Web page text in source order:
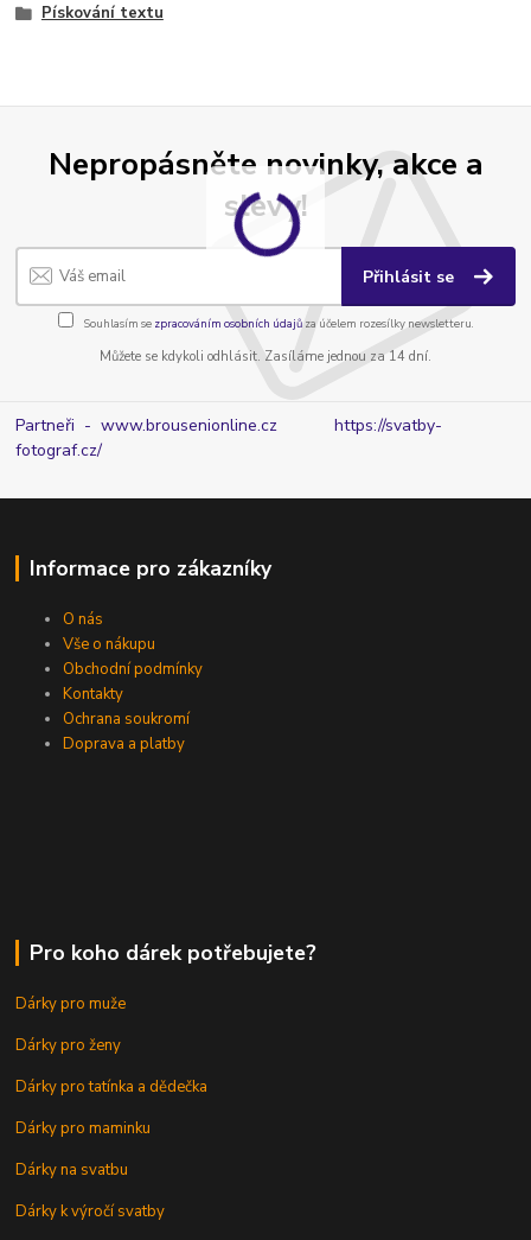
Pískování textu
Nepropásněte novinky, akce a
slevy!
Přihlásit se
Souhlasím se zpracováním osobních údajůza účelem rozesílky newsletteru.
Můžete se kdykoli odhlásit. Zasíláme jednou za 14 dní.
Partneři - www.brousenionline.czhttps://svatby-
fotograf.cz/
Informace pro zákazníky
O nás
Vše o nákupu
Obchodní podmínky
Kontakty
Ochrana soukromí
Doprava a platby
Pro koho dárek potřebujete?
Dárky pro muže
Dárky pro ženy
Dárky pro tatínka a dědečka
Dárky pro maminku
Dárky na svatbu
Dárky k výročí svatby